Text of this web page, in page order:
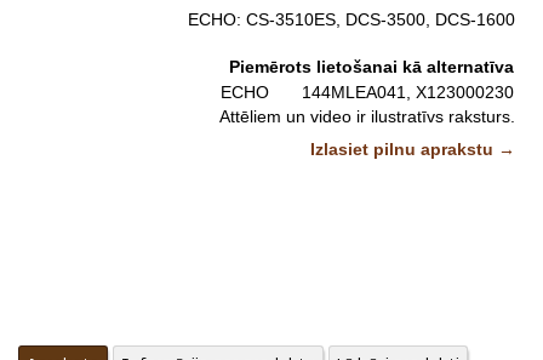
E-pasts*
Izvēlieties tuvāko
veikalu*
ECHO: CS-3510ES, DCS-3500, DCS-1600
Piemērots lietošanai kā alternatīva
ECHO
144MLEA041, X123000230
Attēliem un video ir ilustratīvs raksturs.
Izlasiet pilnu aprakstu →